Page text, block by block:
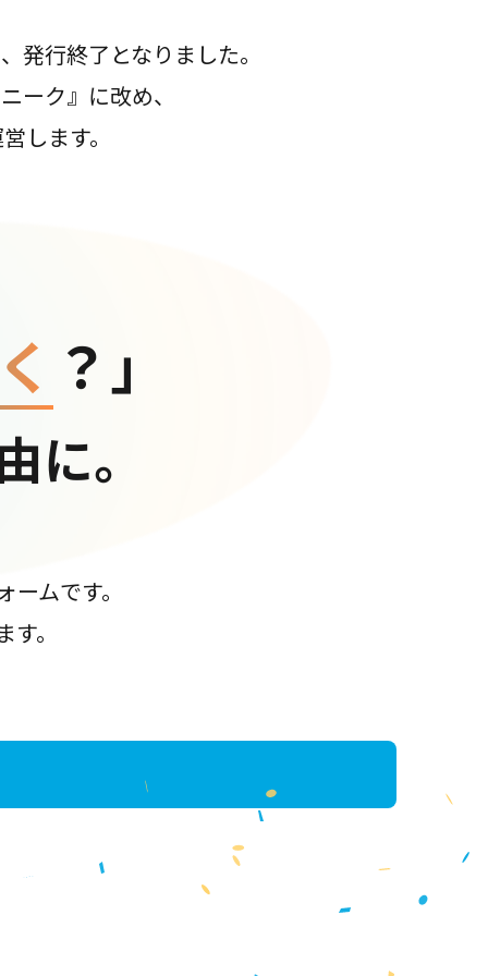
発行終了となりました。
ーク』に改め、
します。
？」
に。
ムです。
。